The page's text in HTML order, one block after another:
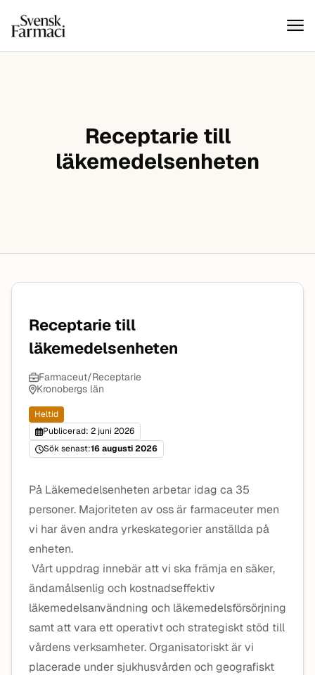
Hoppa till innehåll
Svensk farmaci
Receptarie till
läkemedelsenheten
Receptarie till
läkemedelsenheten
Farmaceut/Receptarie
Kronobergs län
Heltid
Publicerad: 2 juni 2026
Sök senast:16 augusti 2026
På Läkemedelsenheten arbetar idag ca 35
personer. Majoriteten av oss är farmaceuter men
vi har även andra yrkeskategorier anställda på
enheten.
Vårt uppdrag innebär att vi ska främja en säker,
ändamålsenlig och kostnadseffektiv
läkemedelsanvändning och läkemedelsförsörjning
samt att vara ett operativt och strategiskt stöd till
vårdens verksamheter. Organisatoriskt är vi
placerade under sjukhusvården och geografiskt